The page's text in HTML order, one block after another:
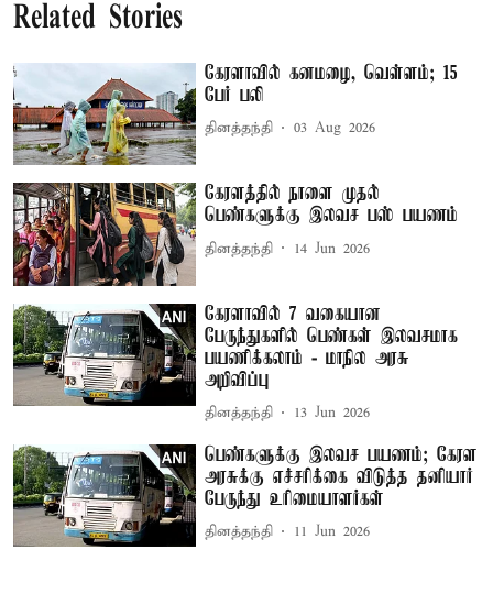
Related Stories
கேரளாவில் கனமழை, வெள்ளம்; 15
பேர் பலி
தினத்தந்தி 03 Aug 2026
கேரளத்தில் நாளை முதல்
பெண்களுக்கு இலவச பஸ் பயணம்
தினத்தந்தி 14 Jun 2026
கேரளாவில் 7 வகையான
பேருந்துகளில் பெண்கள் இலவசமாக
பயணிக்கலாம் - மாநில அரசு
அறிவிப்பு
தினத்தந்தி 13 Jun 2026
பெண்களுக்கு இலவச பயணம்; கேரள
அரசுக்கு எச்சரிக்கை விடுத்த தனியார்
பேருந்து உரிமையாளர்கள்
தினத்தந்தி 11 Jun 2026